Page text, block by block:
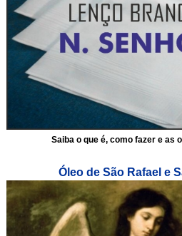
Saiba o que é, como fazer e as
Óleo de São Rafael e